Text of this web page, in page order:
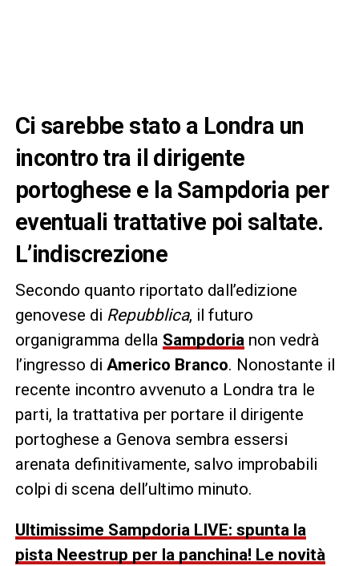
Ci sarebbe stato a Londra un
incontro tra il dirigente
portoghese e la Sampdoria per
eventuali trattative poi saltate.
L’indiscrezione
Secondo quanto riportato dall’edizione
genovese di Repubblica, il futuro
organigramma della Sampdorianon vedrà
l’ingresso di Americo Branco. Nonostante il
recente incontro avvenuto a Londra tra le
parti, la trattativa per portare il dirigente
portoghese a Genova sembra essersi
arenata definitivamente, salvo improbabili
colpi di scena dell’ultimo minuto.
Ultimissime Sampdoria LIVE: spunta la
pista Neestrup per la panchina! Le novità